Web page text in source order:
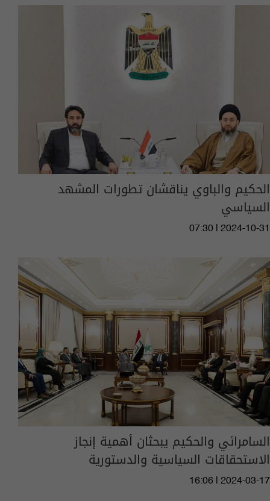
الحكيم والباوي يناقشان تطورات المشهد
السياسي
07:30 | 2024-10-31
السامرائي والحكيم يبحثان أهمية إنجاز
الاستحقاقات السياسية والدستورية
16:06 | 2024-03-17